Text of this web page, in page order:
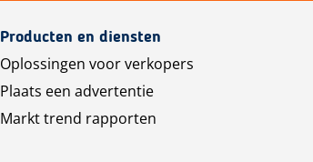
Producten en diensten
Oplossingen voor verkopers
Plaats een advertentie
Markt trend rapporten